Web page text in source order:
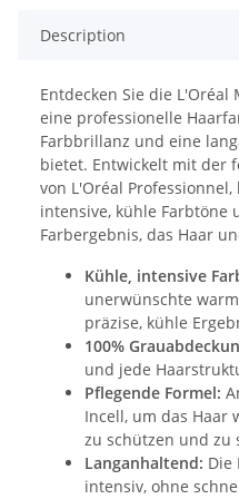
Description
Entdecken Sie die L'Oréal
eine professionelle
Farbbrillanz und eine
bietet. Entwickelt mit der
von L'Oréal
intensive, kühle Farbtöne
Farbergebnis, das Haar
Kühle, intensive
unerwünschte
präzise, kühle
100%
und jede
Pflegende Formel:
Incell, um das Haar
zu schützen und zu
Langanhaltend: Die
intensiv, ohne